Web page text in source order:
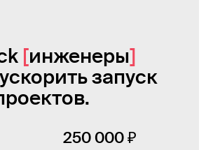
инженеры
запуск
250 000 ₽